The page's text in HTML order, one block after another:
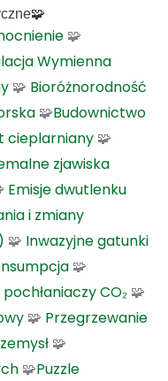
🧩
Wymienna
🧩 Bioróżnorodność
🧩Budownictwo
cieplarniany 🧩
zjawiska
Emisje dwutlenku
i zmiany
🧩 Inwazyjne gatunki
🧩
CO₂ 🧩
🧩 Przegrzewanie
🧩
🧩Puzzle